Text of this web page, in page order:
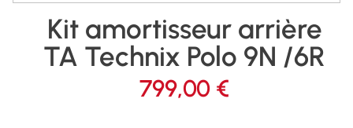
Kit amortisseur arrière
TA Technix Polo 9N /6R
799,00 €